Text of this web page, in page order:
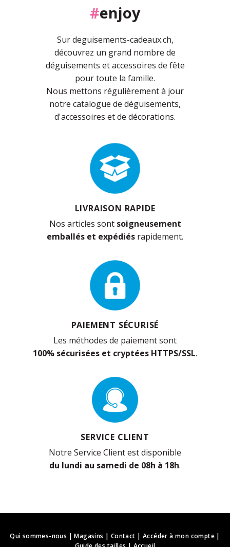
#enjoy
Sur deguisements-cadeaux.ch,
découvrez un grand nombre de
déguisements et accessoires de fête
pour toute la famille.
Nous mettons régulièrement à jour
notre catalogue de déguisements,
d'accessoires et de décorations.
LIVRAISON RAPIDE
Nos articles sont soigneusement
emballés et expédiés rapidement.
PAIEMENT SÉCURISÉ
Les méthodes de paiement sont
100% sécurisées et cryptées HTTPS/SSL.
SERVICE CLIENT
Notre Service Client est disponible
du lundi au samedi de 08h à 18h.
Qui sommes-nous |Magasins | Contact | Accéder à mon compte|